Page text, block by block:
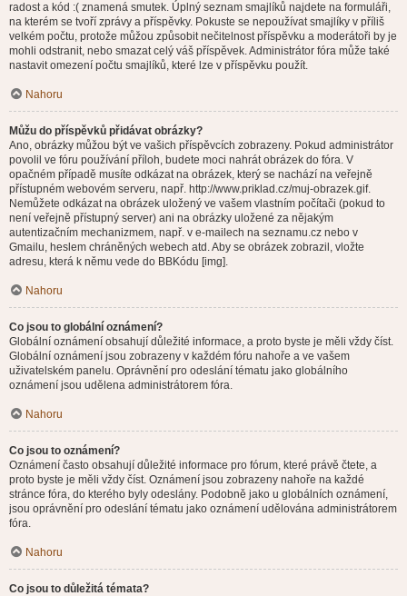
radost a kód :( znamená smutek. Úplný seznam smajlíků najdete na formuláři,
na kterém se tvoří zprávy a příspěvky. Pokuste se nepoužívat smajlíky v příliš
velkém počtu, protože můžou způsobit nečitelnost příspěvku a moderátoři by je
mohli odstranit, nebo smazat celý váš příspěvek. Administrátor fóra může také
nastavit omezení počtu smajlíků, které lze v příspěvku použít.
Nahoru
Můžu do příspěvků přidávat obrázky?
Ano, obrázky můžou být ve vašich příspěvcích zobrazeny. Pokud administrátor
povolil ve fóru používání příloh, budete moci nahrát obrázek do fóra. V
opačném případě musíte odkázat na obrázek, který se nachází na veřejně
přístupném webovém serveru, např. http://www.priklad.cz/muj-obrazek.gif.
Nemůžete odkázat na obrázek uložený ve vašem vlastním počítači (pokud to
není veřejně přístupný server) ani na obrázky uložené za nějakým
autentizačním mechanizmem, např. v e-mailech na seznamu.cz nebo v
Gmailu, heslem chráněných webech atd. Aby se obrázek zobrazil, vložte
adresu, která k němu vede do BBKódu [img].
Nahoru
Co jsou to globální oznámení?
Globální oznámení obsahují důležité informace, a proto byste je měli vždy číst.
Globální oznámení jsou zobrazeny v každém fóru nahoře a ve vašem
uživatelském panelu. Oprávnění pro odeslání tématu jako globálního
oznámení jsou udělena administrátorem fóra.
Nahoru
Co jsou to oznámení?
Oznámení často obsahují důležité informace pro fórum, které právě čtete, a
proto byste je měli vždy číst. Oznámení jsou zobrazeny nahoře na každé
stránce fóra, do kterého byly odeslány. Podobně jako u globálních oznámení,
jsou oprávnění pro odeslání tématu jako oznámení udělována administrátorem
fóra.
Nahoru
Co jsou to důležitá témata?